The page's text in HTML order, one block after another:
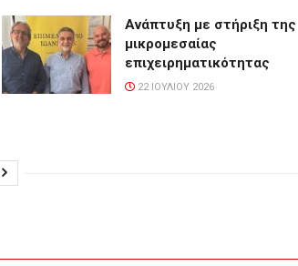
Ανάπτυξη με στήριξη της
μικρομεσαίας
επιχειρηματικότητας
22 ΙΟΥΛΊΟΥ 2026